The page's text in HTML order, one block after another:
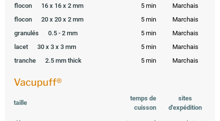
flocon
16 x 16 x 2 mm 5 min
Marchais
flocon
20 x 20 x 2 mm 5 min
Marchais
granulés
0.5 - 2 mm 5 min
Marchais
lacet
30 x 3 x 3 mm 5 min
Marchais
tranche
2.5 mm thick 5 min Marchais
Vacupuff®
taille
temps de
cuisson
sites
d'expédition